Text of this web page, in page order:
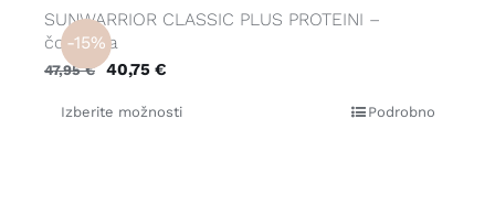
-15%
SUNWARRIOR CLASSIC PLUS PROTEINI –
čokolada
47,95€ Izvirna
40,75 €Trenutna
Izberite možnosti Podrobno